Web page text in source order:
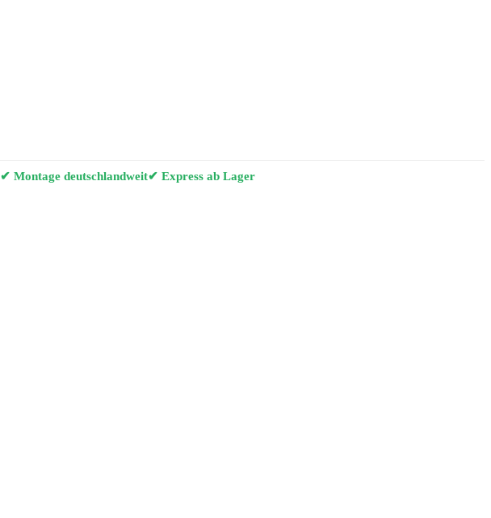
✔ Montage deutschlandweit✔ Express ab Lager